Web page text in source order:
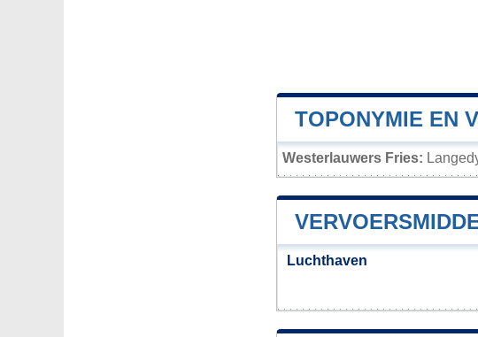
TOPONYMIE EN
Westerlauwers Fries:
Luchthaven